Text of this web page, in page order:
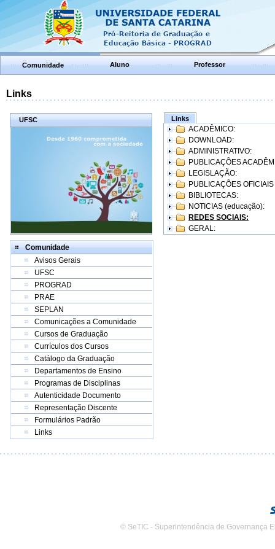
Comunidade Aluno Professor
Links
UFSC
Comunidade
Avisos Gerais
UFSC
PROGRAD
PRAE
SEPLAN
Comunicações a Comunidade
Cursos de Graduação
Currículos dos Cursos
Catálogo da Graduação
Departamentos de Ensino
Programas de Disciplinas
Autenticidade Documento
Representação Discente
Formulários Padrão
Links
Links
ACADÊMICO:
DOWNLOAD:
ADMINISTRATIVO:
PUBLICAÇÕES
LEGISLAÇÃO:
PUBLICAÇÕES
BIBLIOTECAS:
NOTICIAS (educação):
REDES SOCIAIS:
GERAL:
© SeTIC - Superintendência de Governança